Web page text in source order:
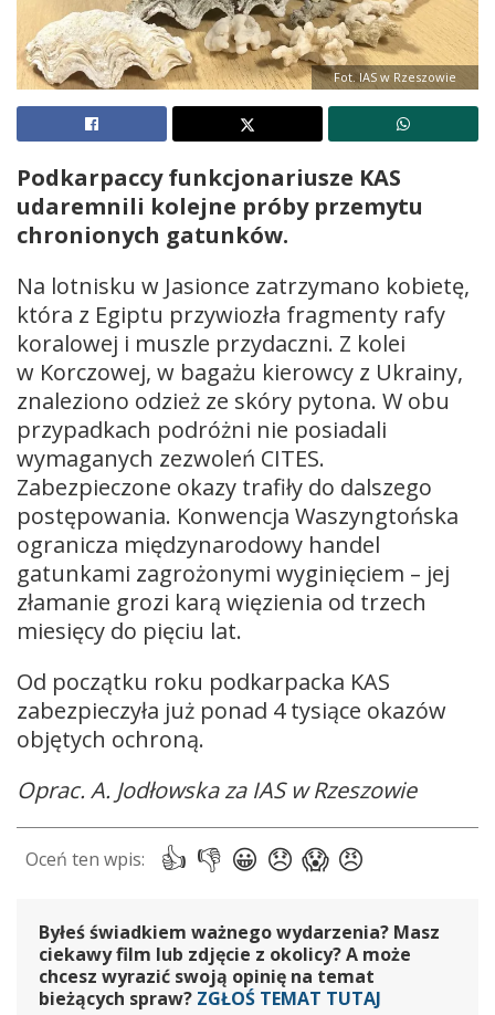
Fot. IAS w Rzeszowie
Podkarpaccy funkcjonariusze KAS
udaremnili kolejne próby przemytu
chronionych gatunków.
Na lotnisku w Jasionce zatrzymano kobietę,
która z Egiptu przywiozła fragmenty rafy
koralowej i muszle przydaczni. Z kolei
w Korczowej, w bagażu kierowcy z Ukrainy,
znaleziono odzież ze skóry pytona. W obu
przypadkach podróżni nie posiadali
wymaganych zezwoleń CITES.
Zabezpieczone okazy trafiły do dalszego
postępowania. Konwencja Waszyngtońska
ogranicza międzynarodowy handel
gatunkami zagrożonymi wyginięciem – jej
złamanie grozi karą więzienia od trzech
miesięcy do pięciu lat.
Od początku roku podkarpacka KAS
zabezpieczyła już ponad 4 tysiące okazów
objętych ochroną.
Oprac. A. Jodłowska za IAS w Rzeszowie
Byłeś świadkiem ważnego wydarzenia? Masz
ciekawy film lub zdjęcie z okolicy? A może
chcesz wyrazić swoją opinię na temat
bieżących spraw? ZGŁOŚ TEMAT TUTAJ